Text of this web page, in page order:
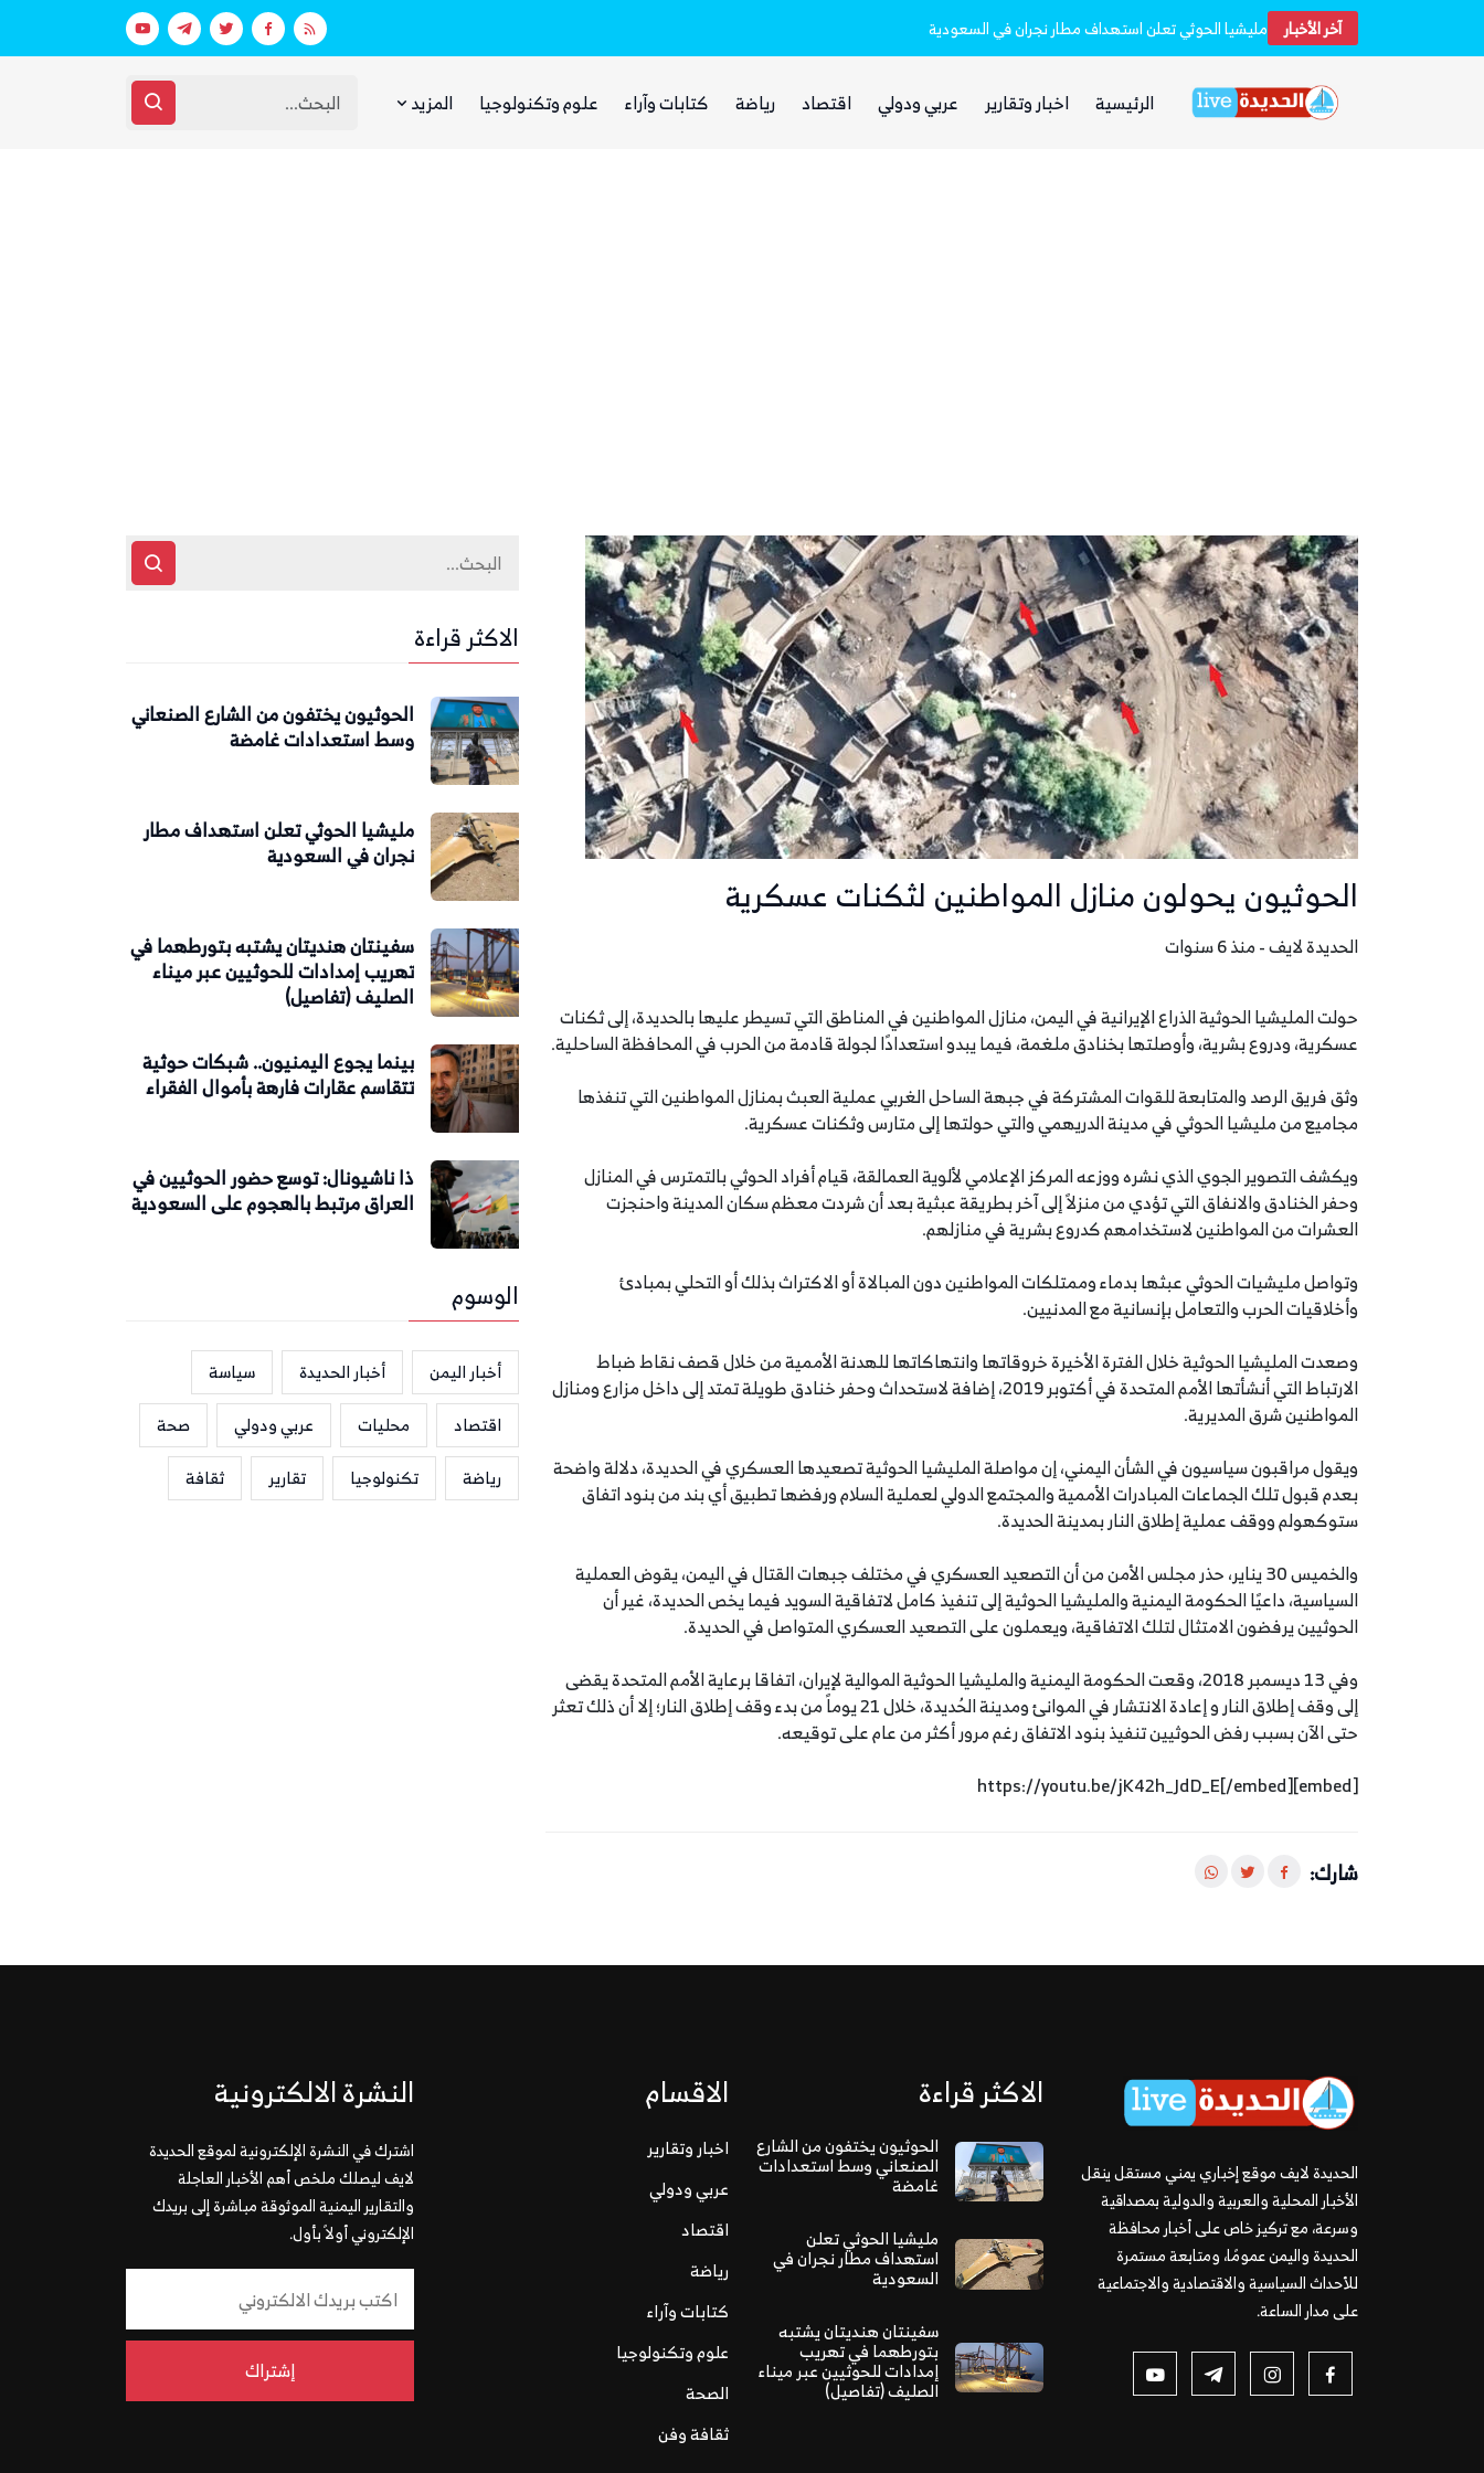
آخر الأخبار مليشيا الحوثي تعلن استهداف مطار نجران في السعودية ذا ناشيونال: توسع حضور الحوثيين في العراق مرتبط بالهجوم على السعودية الحوثيون يختفون من الشارع
الرئيسية اخبار وتقارير عربي ودولي اقتصاد رياضة كتابات وآراء علوم وتكنولوجيا المزيد
الحوثيون يحولون منازل المواطنين لثكنات عسكرية
الحديدة لايف - منذ 6 سنوات
حولت المليشيا الحوثية الذراع الإيرانية في اليمن، منازل المواطنين في المناطق التي تسيطر عليها بالحديدة، إلى ثكنات
عسكرية، ودروع بشرية، وأوصلتها بخنادق ملغمة، فيما يبدو استعدادًا لجولة قادمة من الحرب في المحافظة الساحلية.
وثق فريق الرصد والمتابعة للقوات المشتركة في جبهة الساحل الغربي عملية العبث بمنازل المواطنين التي تنفذها
مجاميع من مليشيا الحوثي في مدينة الدريهمي والتي حولتها إلى متارس وثكنات عسكرية.
ويكشف التصوير الجوي الذي نشره ووزعه المركز الإعلامي لألوية العمالقة، قيام أفراد الحوثي بالتمترس في المنازل
وحفر الخنادق والانفاق التي تؤدي من منزلاً إلى آخر بطريقة عبثية بعد أن شردت معظم سكان المدينة واحنجزت
العشرات من المواطنين لاستخدامهم كدروع بشرية في منازلهم.
وتواصل مليشيات الحوثي عبثها بدماء وممتلكات المواطنين دون المبالاة أو الاكتراث بذلك أو التحلي بمبادئ
وأخلاقيات الحرب والتعامل بإنسانية مع المدنيين.
وصعدت المليشيا الحوثية خلال الفترة الأخيرة خروقاتها وانتهاكاتها للهدنة الأممية من خلال قصف نقاط ضباط
الارتباط التي أنشأتها الأمم المتحدة في أكتوبر 2019، إضافة لاستحداث وحفر خنادق طويلة تمتد إلى داخل مزارع ومنازل
المواطنين شرق المديرية.
ويقول مراقبون سياسيون في الشأن اليمني، إن مواصلة المليشيا الحوثية تصعيدها العسكري في الحديدة، دلالة واضحة
بعدم قبول تلك الجماعات المبادرات الأممية والمجتمع الدولي لعملية السلام ورفضها تطبيق أي بند من بنود اتفاق
ستوكهولم ووقف عملية إطلاق النار بمدينة الحديدة.
والخميس 30 يناير، حذر مجلس الأمن من أن التصعيد العسكري في مختلف جبهات القتال في اليمن، يقوض العملية
السياسية، داعيًا الحكومة اليمنية والمليشيا الحوثية إلى تنفيذ كامل لاتفاقية السويد فيما يخص الحديدة، غير أن
الحوثيين يرفضون الامتثال لتلك الاتفاقية، ويعملون على التصعيد العسكري المتواصل في الحديدة.
وفي 13 ديسمبر 2018، وقعت الحكومة اليمنية والمليشيا الحوثية الموالية لإيران، اتفاقا برعاية الأمم المتحدة يقضى
إلى وقف إطلاق النار و إعادة الانتشار في الموانئ ومدينة الحُديدة، خلال 21 يوماً من بدء وقف إطلاق النار؛ إلا أن ذلك تعثر
حتى الآن بسبب رفض الحوثيين تنفيذ بنود الاتفاق رغم مرور أكثر من عام على توقيعه.
[embed]https://youtu.be/jK42h_JdD_E[/embed]
شارك:
الاكثر قراءة
الحوثيون يختفون من الشارع الصنعاني
وسط استعدادات غامضة
مليشيا الحوثي تعلن استهداف مطار
نجران في السعودية
سفينتان هنديتان يشتبه بتورطهما في
تهريب إمدادات للحوثيين عبر ميناء
الصليف (تفاصيل)
بينما يجوع اليمنيون.. شبكات حوثية
تتقاسم عقارات فارهة بأموال الفقراء
ذا ناشيونال: توسع حضور الحوثيين في
العراق مرتبط بالهجوم على السعودية
الوسوم
أخبار اليمن أخبار الحديدة
سياسة
اقتصاد
محليات عربي ودولي
صحة
رياضة
تكنولوجيا تقارير ثقافة
الحديدة لايف موقع إخباري يمني مستقل ينقل
الأخبار المحلية والعربية والدولية بمصداقية
وسرعة، مع تركيز خاص على أخبار محافظة
الحديدة واليمن عمومًا، ومتابعة مستمرة
للأحداث السياسية والاقتصادية والاجتماعية
على مدار الساعة.
الاكثر قراءة
الحوثيون يختفون من الشارع
الصنعاني وسط استعدادات
غامضة
مليشيا الحوثي تعلن
استهداف مطار نجران في
السعودية
سفينتان هنديتان يشتبه
بتورطهما في تهريب
إمدادات للحوثيين عبر ميناء
الصليف (تفاصيل)
الاقسام
اخبار وتقارير
عربي ودولي
اقتصاد
رياضة
كتابات وآراء
علوم وتكنولوجيا
الصحة
ثقافة وفن
النشرة الالكترونية
اشترك في النشرة الإلكترونية لموقع الحديدة
لايف ليصلك ملخص أهم الأخبار العاجلة
والتقارير اليمنية الموثوقة مباشرة إلى بريدك
الإلكتروني أولاً بأول.
إشتراك